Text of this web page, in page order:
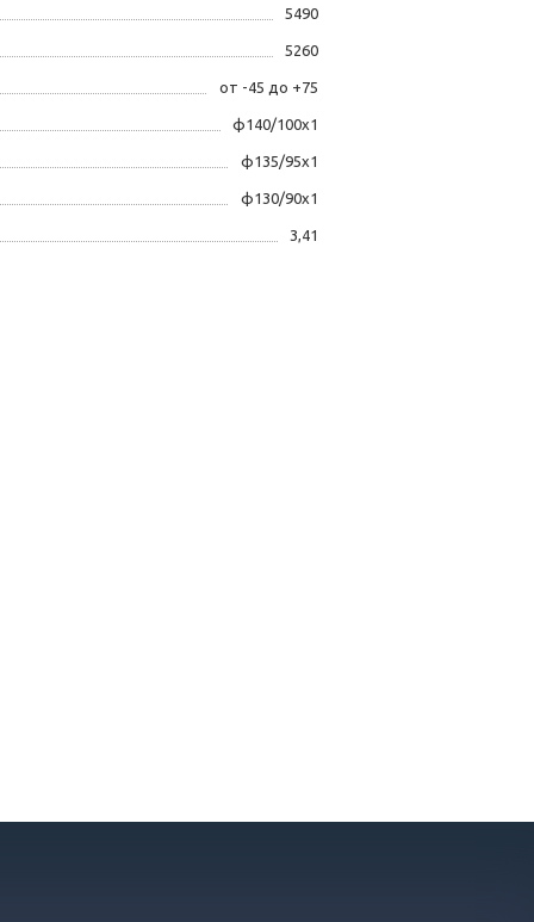
5490
5260
от -45 до +75
ф140/100х1
ф135/95х1
ф130/90х1
3,41